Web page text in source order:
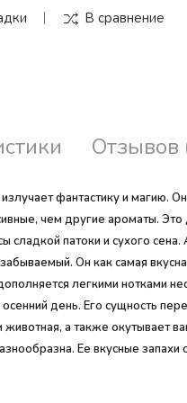
В сравнение
Отзывов
фантастику и магию.
чем другие ароматы.
патоки и сухого
Он как самая
легкими нотками
день. Его сущность
а также окутывает
Ее вкусные